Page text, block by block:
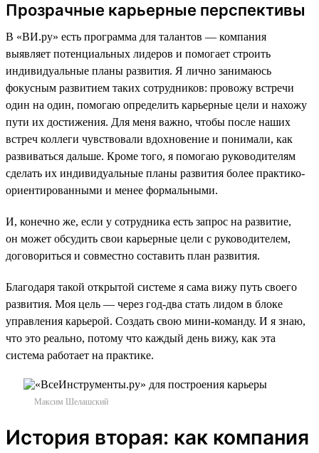
Прозрачные карьерные перспективы
В «ВИ.ру» есть программа для талантов — компания
выявляет потенциальных лидеров и помогает строить
индивидуальные планы развития. Я лично занимаюсь
фокусным развитием таких сотрудников: провожу встречи
один на один, помогаю определить карьерные цели и нахожу
пути их достижения. Для меня важно, чтобы после наших
встреч коллеги чувствовали вдохновение и понимали, как
развиваться дальше. Кроме того, я помогаю руководителям
сделать их индивидуальные планы развития более практико-
ориентированными и менее формальными.
И, конечно же, если у сотрудника есть запрос на развитие,
он может обсудить свои карьерные цели с руководителем,
договориться и совместно составить план развития.
Благодаря такой открытой системе я сама вижу путь своего
развития. Моя цель — через год-два стать лидом в блоке
управления карьерой. Создать свою мини-команду. И я знаю,
что это реально, потому что каждый день вижу, как эта
система работает на практике.
Максим Шелашский
История вторая: как компания